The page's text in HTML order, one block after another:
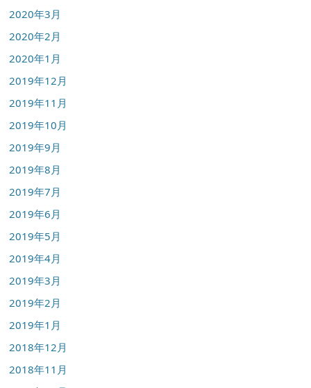
2020年3月
2020年2月
2020年1月
2019年12月
2019年11月
2019年10月
2019年9月
2019年8月
2019年7月
2019年6月
2019年5月
2019年4月
2019年3月
2019年2月
2019年1月
2018年12月
2018年11月